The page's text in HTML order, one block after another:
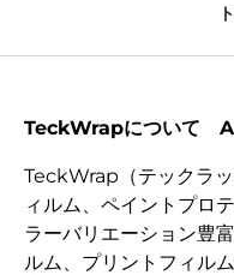
TeckWrapについて
TeckWrap（テックラ
ィルム、ペイントプロ
ラーバリエーション豊
ルム、プリントフィル